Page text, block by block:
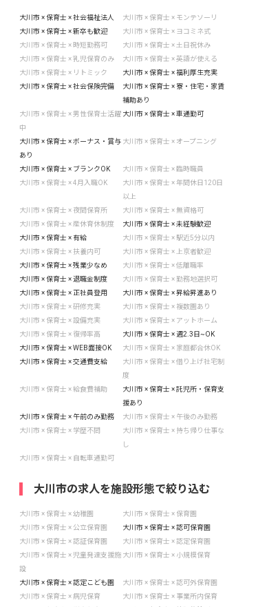
大川市 × 保育士 × 社会福祉法人
大川市 × 保育士 × モンテソーリ
大川市 × 保育士 × 新卒も歓迎
大川市 × 保育士 × ヨコミネ式
大川市 × 保育士 × 時短勤務可
大川市 × 保育士 × 土日祝休み
大川市 × 保育士 × 乳児保育のみ
大川市 × 保育士 × 英語が使える
大川市 × 保育士 × リトミック
大川市 × 保育士 × 福利厚生充実
大川市 × 保育士 × 社会保険完備
大川市 × 保育士 × 寮・住宅・家賃
補助あり
大川市 × 保育士 × 男性保育士活躍
中
大川市 × 保育士 × 車通勤可
大川市 × 保育士 × ボーナス・賞与
あり
大川市 × 保育士 × オープニング
大川市 × 保育士 × ブランクOK
大川市 × 保育士 × 臨時職員
大川市 × 保育士 × 4月入職OK
大川市 × 保育士 × 年間休日120日
以上
大川市 × 保育士 × 夜間保育所
大川市 × 保育士 × 無資格可
大川市 × 保育士 × 産休育休制度
大川市 × 保育士 × 未経験歓迎
大川市 × 保育士 × 有給
大川市 × 保育士 × 駅近5分以内
大川市 × 保育士 × 扶養内可
大川市 × 保育士 × 上京者歓迎
大川市 × 保育士 × 残業少なめ
大川市 × 保育士 × 低離職率
大川市 × 保育士 × 退職金制度
大川市 × 保育士 × 勤務地選択可
大川市 × 保育士 × 正社員登用
大川市 × 保育士 × 昇給昇進あり
大川市 × 保育士 × 研修充実
大川市 × 保育士 × 複数園あり
大川市 × 保育士 × 設備充実
大川市 × 保育士 × アットホーム
大川市 × 保育士 × 復帰率高
大川市 × 保育士 × 週2.3日~OK
大川市 × 保育士 × WEB面接OK
大川市 × 保育士 × 家庭都合休OK
大川市 × 保育士 × 交通費支給
大川市 × 保育士 × 借り上げ社宅制
度
大川市 × 保育士 × 給食費補助
大川市 × 保育士 × 託児所・保育支
援あり
大川市 × 保育士 × 午前のみ勤務
大川市 × 保育士 × 午後のみ勤務
大川市 × 保育士 × 学歴不問
大川市 × 保育士 × 持ち帰り仕事な
し
大川市 × 保育士 × 自転車通勤可
大川市の求人を施設形態で絞り込む
大川市 × 保育士 × 幼稚園
大川市 × 保育士 × 保育園
大川市 × 保育士 × 公立保育園
大川市 × 保育士 × 認可保育園
大川市 × 保育士 × 認証保育園
大川市 × 保育士 × 認定保育園
大川市 × 保育士 × 児童発達支援施
設
大川市 × 保育士 × 小規模保育
大川市 × 保育士 × 認定こども園
大川市 × 保育士 × 認可外保育園
大川市 × 保育士 × 病児保育
大川市 × 保育士 × 事業所内保育